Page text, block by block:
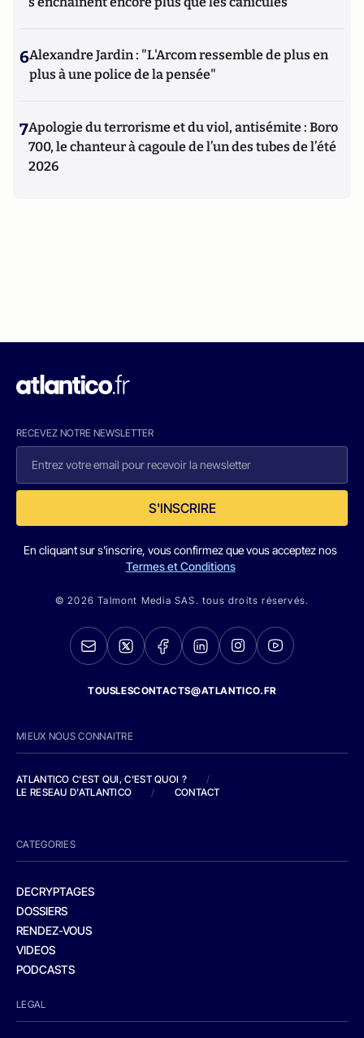
6Alexandre Jardin : "L'Arcom ressemble de plus en
plus à une police de la pensée"
7Apologie du terrorisme et du viol, antisémite : Boro
700, le chanteur à cagoule de l’un des tubes de l’été
2026
RECEVEZ NOTRE NEWSLETTER
S'INSCRIRE
En cliquant sur s'inscrire, vous confirmez que vous acceptez nos
Termes et Conditions
© 2026 Talmont Media SAS. tous droits réservés.
TOUSLESCONTACTS@ATLANTICO.FR
MIEUX NOUS CONNAITRE
ATLANTICO C'EST QUI, C'EST QUOI ?
/
LE RESEAU D'ATLANTICO
/ CONTACT
CATEGORIES
DECRYPTAGES
DOSSIERS
RENDEZ-VOUS
VIDEOS
PODCASTS
LEGAL